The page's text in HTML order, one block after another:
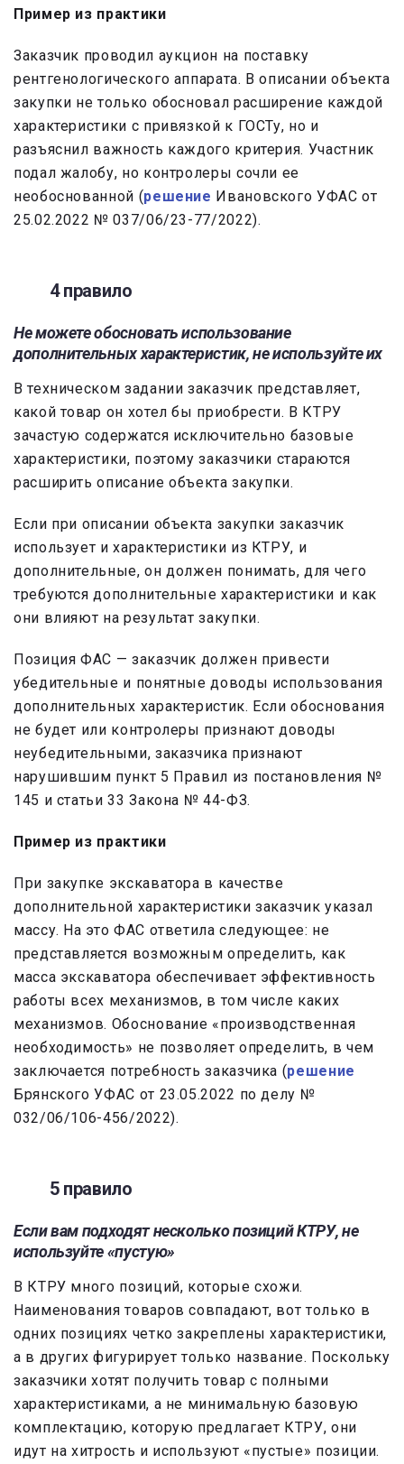
Пример из практики
Заказчик проводил аукцион на поставку
рентгенологического аппарата. В описании объекта
закупки не только обосновал расширение каждой
характеристики с привязкой к ГОСТу, но и
разъяснил важность каждого критерия. Участник
подал жалобу, но контролеры сочли ее
необоснованной (решение Ивановского УФАС от
25.02.2022 № 037/06/23-77/2022).
4 правило
Не можете обосновать использование
дополнительных характеристик, не используйте их
В техническом задании заказчик представляет,
какой товар он хотел бы приобрести. В КТРУ
зачастую содержатся исключительно базовые
характеристики, поэтому заказчики стараются
расширить описание объекта закупки.
Если при описании объекта закупки заказчик
использует и характеристики из КТРУ, и
дополнительные, он должен понимать, для чего
требуются дополнительные характеристики и как
они влияют на результат закупки.
Позиция ФАС — заказчик должен привести
убедительные и понятные доводы использования
дополнительных характеристик. Если обоснования
не будет или контролеры признают доводы
неубедительными, заказчика признают
нарушившим пункт 5 Правил из постановления №
145 и статьи 33 Закона № 44-ФЗ.
Пример из практики
При закупке экскаватора в качестве
дополнительной характеристики заказчик указал
массу. На это ФАС ответила следующее: не
представляется возможным определить, как
масса экскаватора обеспечивает эффективность
работы всех механизмов, в том числе каких
механизмов. Обоснование «производственная
необходимость» не позволяет определить, в чем
заключается потребность заказчика (решение
Брянского УФАС от 23.05.2022 по делу №
032/06/106-456/2022).
5 правило
Если вам подходят несколько позиций КТРУ, не
используйте «пустую»
В КТРУ много позиций, которые схожи.
Наименования товаров совпадают, вот только в
одних позициях четко закреплены характеристики,
а в других фигурирует только название. Поскольку
заказчики хотят получить товар с полными
характеристиками, а не минимальную базовую
комплектацию, которую предлагает КТРУ, они
идут на хитрость и используют «пустые» позиции.